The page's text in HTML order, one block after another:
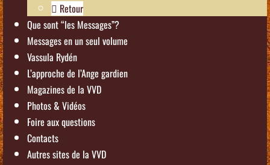
Retour
Que sont “les Messages”?
Messages en un seul volume
Vassula Rydén
L’approche de l’Ange gardien
Magazines de la VVD
Photos & Vidéos
Foire aux questions
Contacts
Autres sites de la VVD